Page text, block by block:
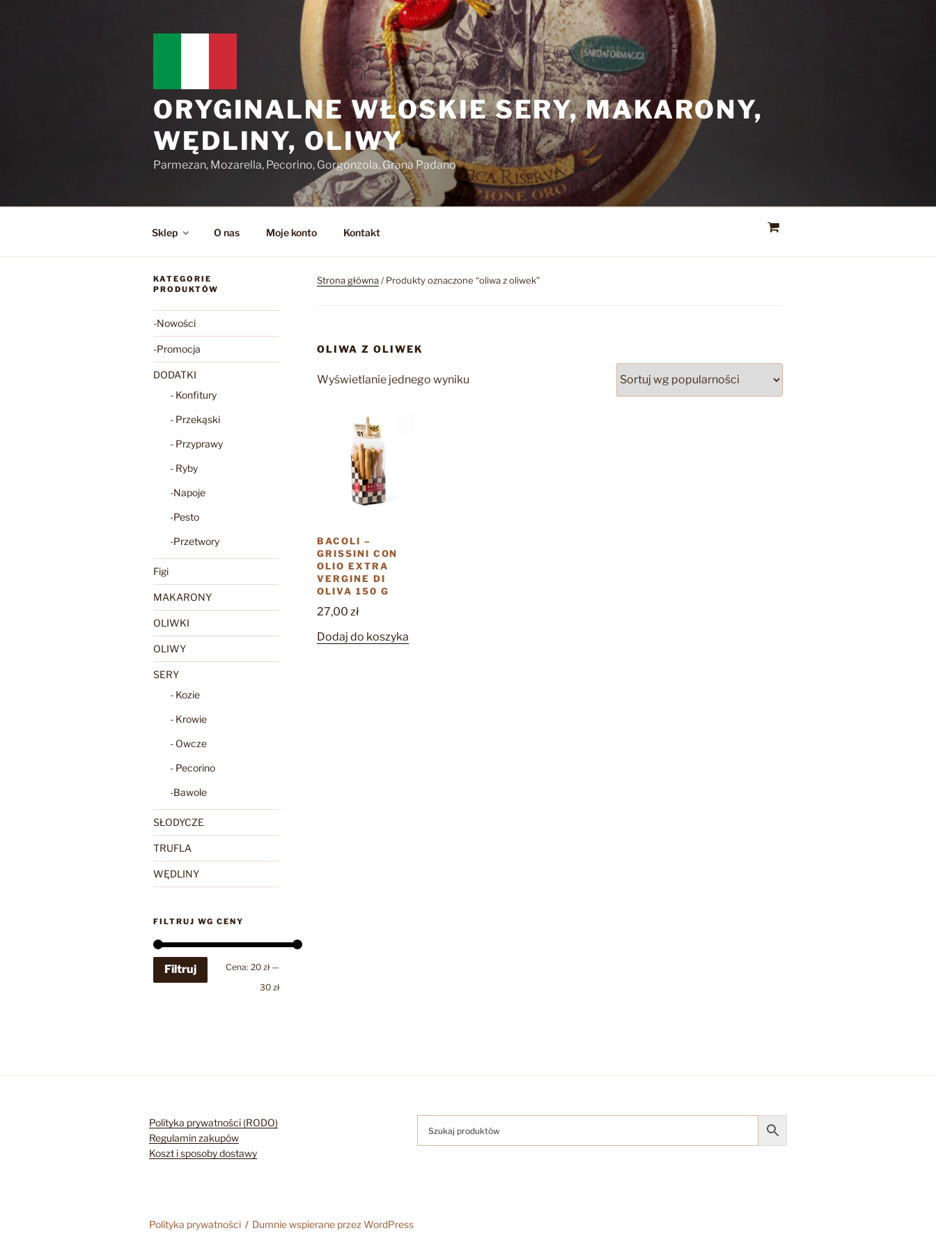
ORYGINALNE WŁOSKIE SERY, MAKARONY,
WĘDLINY, OLIWY
Parmezan, Mozarella, Pecorino, Gorgonzola, Grana Padano
Sklep O nas Moje konto Kontakt
Strona główna/ Produkty oznaczone “oliwa z oliwek”
OLIWA Z OLIWEK
Wyświetlanie jednego wyniku
BACOLI –
GRISSINI CON
OLIO EXTRA
VERGINE DI
OLIVA 150 G
27,00zł
Dodaj do koszyka
KATEGORIE
PRODUKTÓW
-Nowości
-Promocja
DODATKI
- Konfitury
- Przekąski
- Przyprawy
- Ryby
-Napoje
-Pesto
-Przetwory
Figi
MAKARONY
OLIWKI
OLIWY
SERY
- Kozie
- Krowie
- Owcze
- Pecorino
-Bawole
SŁODYCZE
TRUFLA
WĘDLINY
FILTRUJ WG CENY
Cena
CenaFiltruj Cena: 20 zł—
30 zł
Polityka prywatności (RODO)
Regulamin zakupów
Koszt i sposoby dostawy
Polityka prywatności Dumnie wspierane przez WordPress